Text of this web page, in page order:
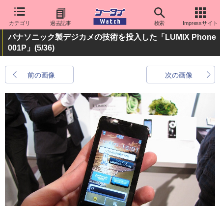
カテゴリ 過去記事 検索 Impressサイト
パナソニック製デジカメの技術を投入した「LUMIX Phone
001P」 (5/36)
前の画像 次の画像